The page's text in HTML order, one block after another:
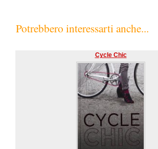
Potrebbero interessarti anche...
Cycle Chic